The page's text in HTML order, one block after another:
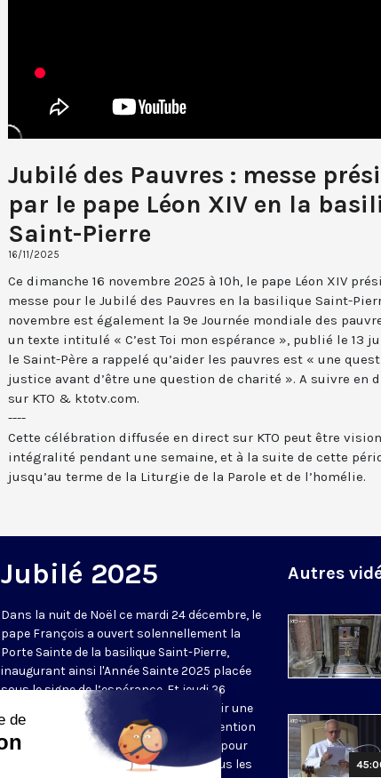
Jubilé des Pauvres : messe
par le pape Léon XIV en la
Saint-Pierre
16/11/2025
Ce dimanche 16 novembre 2025 à 10h, le pape Léon XIV
messe pour le Jubilé des Pauvres en la basilique Saint-
novembre est également la 9e Journée mondiale des
un texte intitulé « C’est Toi mon espérance », publié le 13
le Saint-Père a rappelé qu’aider les pauvres est « une
justice avant d’être une question de charité ». A suivre en
sur KTO & ktotv.com.
----
Cette célébration diffusée en direct sur KTO peut être
intégralité pendant une semaine, et à la suite de cette
jusqu’au terme de la Liturgie de la Parole et de l’homélie.
Jubilé 2025
Dans la nuit de Noël ce mardi 24 décembre, le
pape François a ouvert solennellement la
Porte Sainte de la basilique Saint-Pierre,
inaugurant ainsi l'Année Sainte 2025 placée
sous le signe de l’espérance. Et jeudi 26
décembre, le Saint-Père a choisi d'ouvrir une
seconde Porte Sainte au centre de détention
de Rebibbia dans le nord est de Rome, pour
manifester la proximité de l'Eglise à tous les
Autres